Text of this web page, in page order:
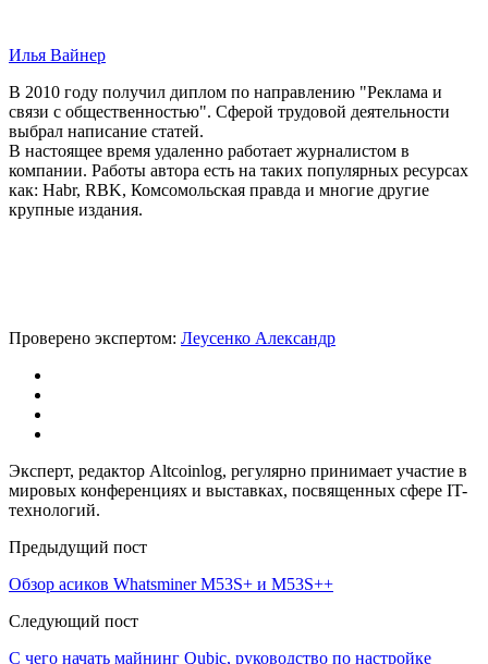
Илья Вайнер
В 2010 году получил диплом по направлению "Реклама и
связи с общественностью". Сферой трудовой деятельности
выбрал написание статей.
В настоящее время удаленно работает журналистом в
компании. Работы автора есть на таких популярных ресурсах
как: Habr, RBK, Комсомольская правда и многие другие
крупные издания.
Проверено экспертом: Леусенко Александр
Эксперт, редактор Altcoinlog, регулярно принимает участие в
мировых конференциях и выставках, посвященных сфере IT-
технологий.
Предыдущий пост
Обзор асиков Whatsminer M53S+ и M53S++
Следующий пост
С чего начать майнинг Qubic, руководство по настройке